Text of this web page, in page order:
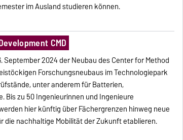
im Ausland studieren können.
CMD
September 2024 der Neubau des Center for Method
Forschungsneubaus im Technologiepark
unter anderem für Batterien,
zu 50 Ingenieurinnen und Ingenieure
hier künftig über Fächergrenzen hinweg neue
nachhaltige Mobilität der Zukunft etablieren.